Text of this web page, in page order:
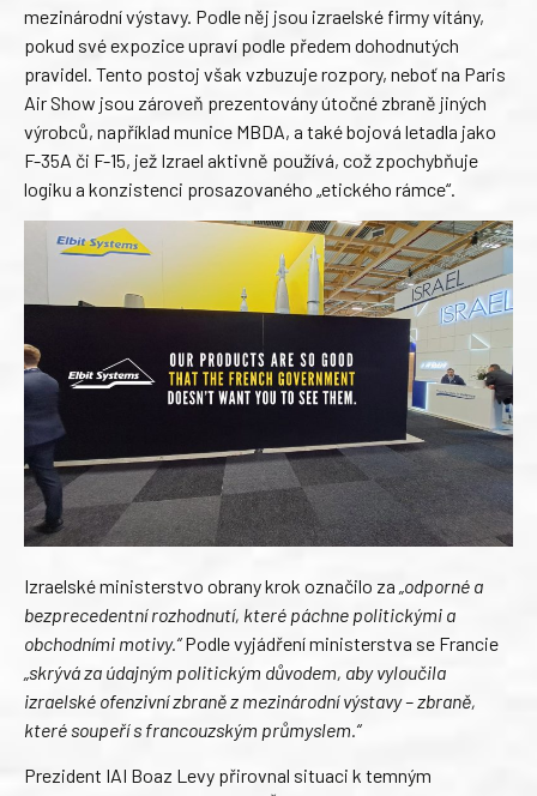
mezinárodní výstavy. Podle něj jsou izraelské firmy vítány,
pokud své expozice upraví podle předem dohodnutých
pravidel. Tento postoj však vzbuzuje rozpory, neboť na Paris
Air Show jsou zároveň prezentovány útočné zbraně jiných
výrobců, například munice MBDA, a také bojová letadla jako
F-35A či F-15, jež Izrael aktivně používá, což zpochybňuje
logiku a konzistenci prosazovaného „etického rámce“.
Izraelské ministerstvo obrany krok označilo za „odporné a
bezprecedentní rozhodnutí, které páchne politickými a
obchodními motivy.“Podle vyjádření ministerstva se Francie
„skrývá za údajným politickým důvodem, aby vyloučila
izraelské ofenzivní zbraně z mezinárodní výstavy – zbraně,
které soupeří s francouzským průmyslem.“
Prezident IAI Boaz Levy přirovnal situaci k temným